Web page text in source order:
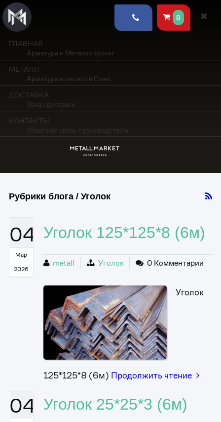
0
ГЛАВНАЯ
Арматура и Металлопрокат
МЕТАЛЛ
Арматура и металл в Сочи
ДОСТАВКА
Заказ доставки
КОНТАКТЫ
Обратная связь с руководством
Рубрики блога / Уголок
04
Мар
2026
Уголок 125*125*8 (6м)
metall Уголок 0 Комментарии
Уголок
125*125*8 (6м) Продолжить чтение
04 Уголок 25*25*3 (6м)